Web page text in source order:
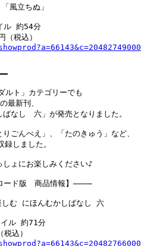
風立ちぬ」
ル 約54分
ト」カテゴリーでも
最新刊、
なし　六」が発売となりました。
ごんべえ」、「たのきゅう」など、
しました。
ょにお楽しみください♪
ド版　商品情報】――――
む にほんむかしばなし 六
イル 約71分